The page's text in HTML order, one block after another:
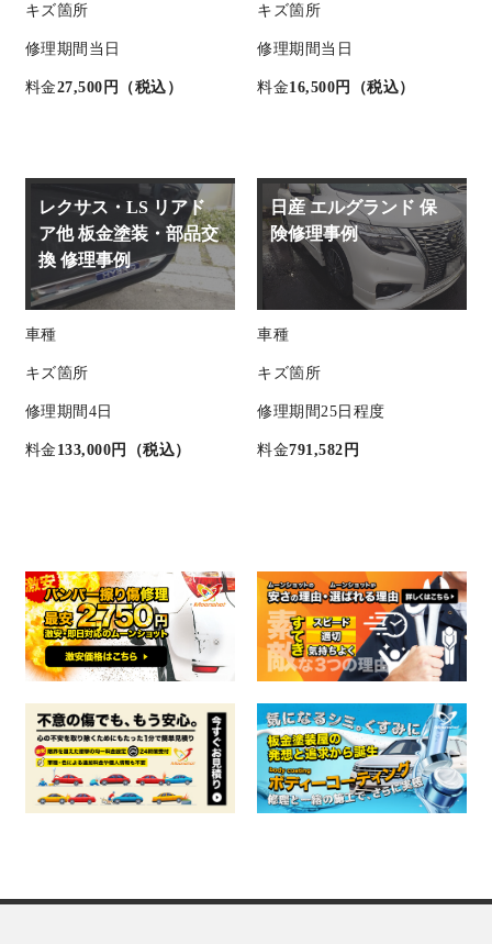
キズ箇所
修理期間 当日
料金27,500円（税込）
キズ箇所
修理期間 当日
料金16,500円（税込）
レクサス・LS リアド
ア他 板金塗装・部品交
換 修理事例
車種
キズ箇所
修理期間 4日
料金 133,000円（税込）
日産 エルグランド 保
険修理事例
車種
キズ箇所
修理期間25日程度
料金791,582円